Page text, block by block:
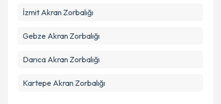
Kişisel verilerimin işlenmesine ilişkin
kapsamda işlenmesini kabul ediyorum.
Takvim Talebini Gönder
İzmit Akran Zorbalığı
Gebze Akran Zorbalığı
Darıca Akran Zorbalığı
Kartepe Akran Zorbalığı